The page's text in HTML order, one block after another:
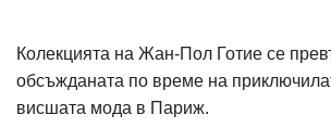
Колекцията на Жан-Пол Готие се
обсъжданата по време на
висшата мода в Париж.